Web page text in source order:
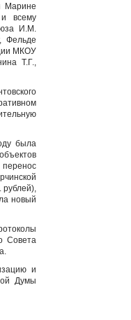
Марине
всему
И.М.
Фельде
МКОУ
Т.Г.,
была
новый
Совета
и
Думы